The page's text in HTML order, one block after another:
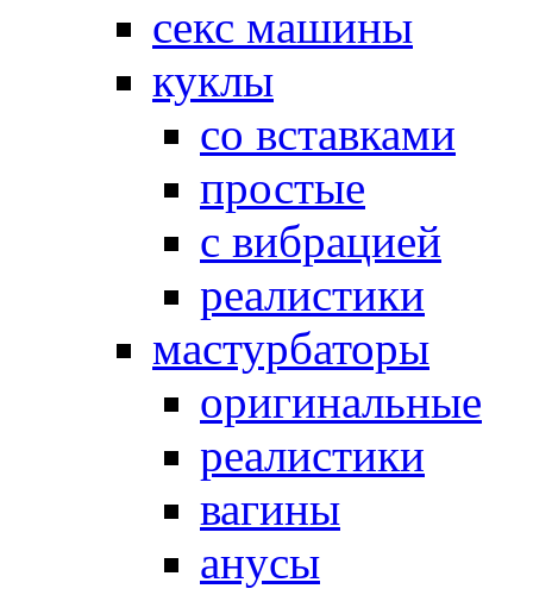
секс машины
куклы
со вставками
простые
с вибрацией
реалистики
мастурбаторы
оригинальные
реалистики
вагины
анусы